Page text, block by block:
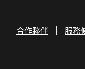
合作夥伴 服務